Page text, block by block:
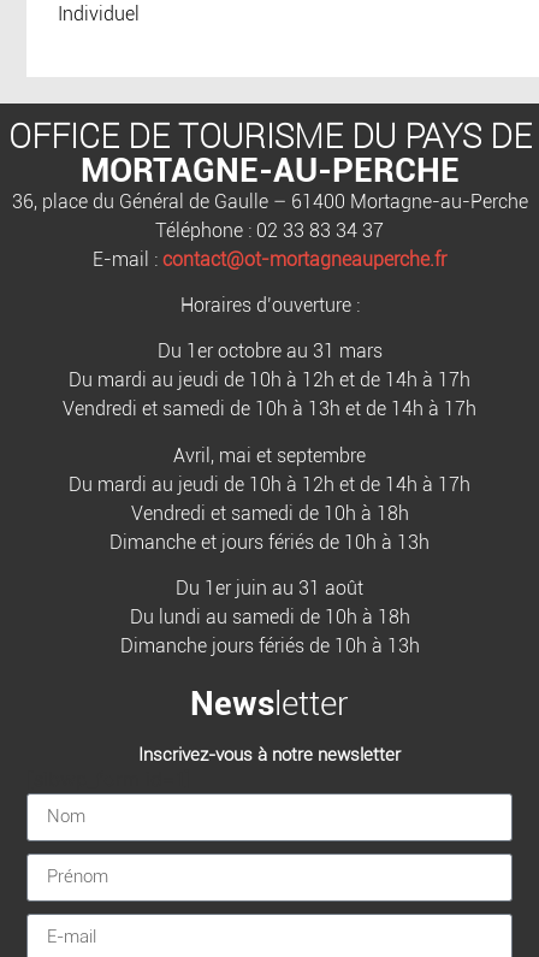
Individuel
OFFICE DE TOURISME DU PAYS DE
MORTAGNE-AU-PERCHE
36, place du Général de Gaulle – 61400 Mortagne-au-Perche
Téléphone : 02 33 83 34 37
E-mail : contact@ot-mortagneauperche.fr
Horaires d’ouverture :
Du 1er octobre au 31 mars
Du mardi au jeudi de 10h à 12h et de 14h à 17h
Vendredi et samedi de 10h à 13h et de 14h à 17h
Avril, mai et septembre
Du mardi au jeudi de 10h à 12h et de 14h à 17h
Vendredi et samedi de 10h à 18h
Dimanche et jours fériés de 10h à 13h
Du 1er juin au 31 août
Du lundi au samedi de 10h à 18h
Dimanche jours fériés de 10h à 13h
Newsletter
Inscrivez-vous à notre newsletter